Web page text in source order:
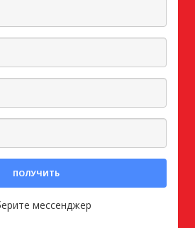
ПОЛУЧИТЬ
мессенджер